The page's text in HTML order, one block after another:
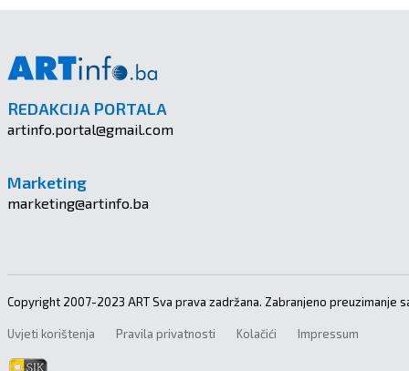
REDAKCIJA PORTALA
artinfo.portal@gmail.com
Marketing
marketing@artinfo.ba
Copyright 2007-2023 ART Sva prava zadržana. Zabranjeno preuzimanje
Uvjeti korištenja Pravila privatnosti Kolačići Impressum